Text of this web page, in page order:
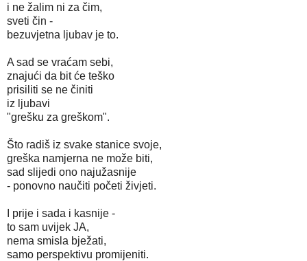
i ne žalim ni za čim,
sveti čin -
bezuvjetna ljubav je to.
A sad se vraćam sebi,
znajući da bit će teško
prisiliti se ne činiti
iz ljubavi
"grešku za greškom".
Što radiš iz svake stanice svoje,
greška namjerna ne može biti,
sad slijedi ono najužasnije
- ponovno naučiti početi živjeti.
I prije i sada i kasnije -
to sam uvijek JA,
nema smisla bježati,
samo perspektivu promijeniti.